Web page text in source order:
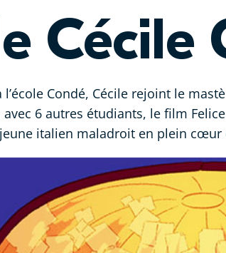
Cécile
Condé, Cécile rejoint le
6 autres étudiants, le film
italien maladroit en plein cœur